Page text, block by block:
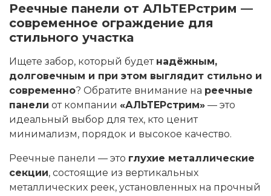
Реечные панели от АЛЬТЕРстрим —
современное ограждение для
стильного участка
Ищете забор, который будет надёжным,
долговечным и при этом выглядит стильно и
современно? Обратите внимание на реечные
панели от компании «АЛЬТЕРстрим» — это
идеальный выбор для тех, кто ценит
минимализм, порядок и высокое качество.
Реечные панели — это глухие металлические
секции, состоящие из вертикальных
металлических реек, установленных на прочный